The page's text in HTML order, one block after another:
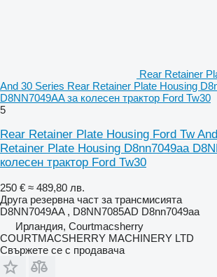
Rear Retainer
And 30 Series Rear Retainer Plate Housing
D8NN7049AA за колесен трактор Ford Tw30
5
Rear Retainer Plate Housing Ford Tw
Retainer Plate Housing D8nn7049aa
колесен трактор Ford Tw30
250 € ≈ 489,80 лв.
Друга резервна част за трансмисията
D8NN7049AA , D8NN7085AD D8nn7049aa
Ирландия, Courtmacsherry
COURTMACSHERRY MACHINERY LTD
Свържете се с продавача